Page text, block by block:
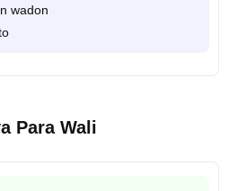
wadon
Para Wali